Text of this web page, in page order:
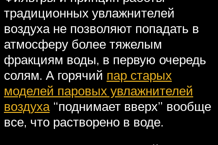
традиционных увлажнителей
воздуха не позволяют попадать в
атмосферу более тяжелым
фракциям воды, в первую очередь
солям. А горячий пар старых
моделей паровых увлажнителей
воздуха“поднимает вверх” вообще
все, что растворено в воде.